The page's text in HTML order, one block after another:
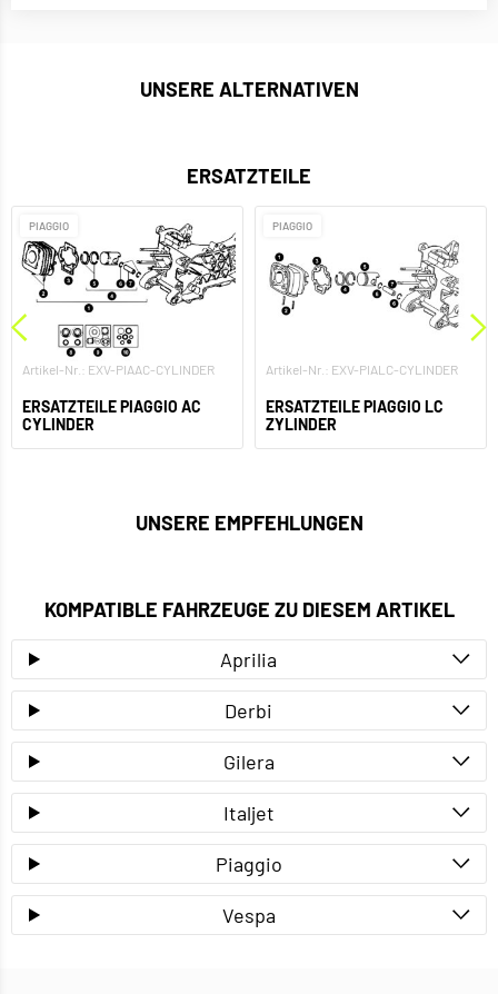
UNSERE ALTERNATIVEN
ERSATZTEILE
PIAGGIO
Artikel-Nr.: EXV-PIAAC-CYLINDER
ERSATZTEILE PIAGGIO AC
CYLINDER
PIAGGIO
Artikel-Nr.: EXV-PIALC-CYLINDER
ERSATZTEILE PIAGGIO LC
ZYLINDER
UNSERE EMPFEHLUNGEN
KOMPATIBLE FAHRZEUGE ZU DIESEM ARTIKEL
Aprilia
Derbi
Gilera
Italjet
Piaggio
Vespa